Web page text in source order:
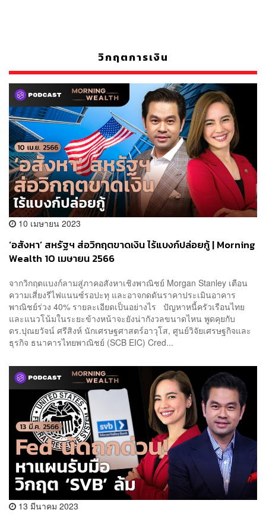
วิกฤตการเงิน
10 เมษายน 2023
‘อสังหา’ สหรัฐฯ ส่อวิกฤตขาดเงิน ไร้แบงก์ปล่อยกู้ | Morning
Wealth 10 เมษายน 2566
จากวิกฤตแบงก์ลามสู่ภาคอสังหาเชิงพาณิชย์ Morgan Stanley เตือน
ความเสี่ยงรีไฟแนนซ์รอปะทุ และอาจกดดันราคาประเมินอาคาร
พาณิชย์ร่วง 40% รายละเอียดเป็นอย่างไร ปัญหาหนี้ครัวเรือนไทย
และแนวโน้มในระยะข้างหน้าจะยังน่ากังวลขนาดไหน พูดคุยกับ
ดร.ปุณยวัจน์ ศรีสิงห์ นักเศรษฐศาสตร์อาวุโส, ศูนย์วิจัยเศรษฐกิจและ
ธุรกิจ ธนาคารไทยพาณิชย์ (SCB EIC) Cred...
13 มีนาคม 2023